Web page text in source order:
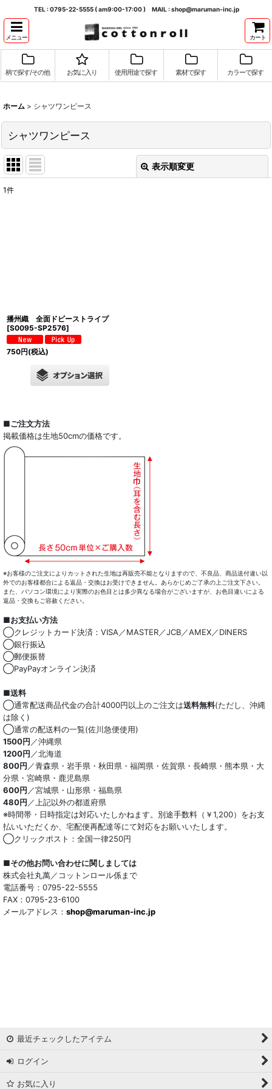
TEL : 0795-22-5555 ( am9:00-17:00 ) MAIL : shop@maruman-inc.jp
メニュー カート
柄で探す/その他 お気に入り 使用用途で探す 素材で探す カラーで探す
ホーム > シャツワンピース
シャツワンピース
表示順変更
1件
播州織 全面ドビーストライプ
[S0095-SP2576]
750円(税込)
■ご注文方法
掲載価格は生地50cmの価格です。
※お客様のご注文によりカットされた生地は再販売不能となりますので、不良品、商品送付違い以
外でのお客様都合による返品・交換はお受けできません。あらかじめご了承の上ご注文下さい。
また、パソコン環境により実際のお色目とは多少異なる場合がございますが、お色目違いによる
返品・交換もご容赦ください。
■お支払い方法
◯クレジットカード決済：VISA／MASTER／JCB／AMEX／DINERS
◯銀行振込
◯郵便振替
◯PayPayオンライン決済
■送料
◯通常配送商品代金の合計4000円以上のご注文は送料無料(ただし、沖縄
は除く)
◯通常の配送料の一覧(佐川急便使用)
1500円／沖縄県
1200円／北海道
800円／青森県・岩手県・秋田県・福岡県・佐賀県・長崎県・熊本県・大
分県・宮崎県・鹿児島県
600円／宮城県・山形県・福島県
480円／上記以外の都道府県
※時間帯・日時指定は対応いたしかねます。別途手数料（￥1,200）をお支
払いいただくか、宅配便再配達等にて対応をお願いいたします。
◯クリックポスト：全国一律250円
■その他お問い合わせに関しましては
株式会社丸萬／コットンロール係まで
電話番号：0795-22-5555
FAX：0795-23-6100
メールアドレス： shop@maruman-inc.jp
最近チェックしたアイテム
ログイン
お気に入り